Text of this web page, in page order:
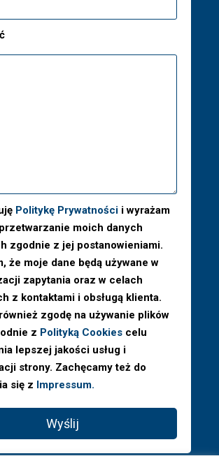
Politykę Prywatności i wyrażam
moich danych
zgodnie z jej postanowieniami.
że moje dane będą używane w
zapytania oraz w celach
z kontaktami i obsługą klienta.
zgodę na używanie plików
z Polityką Cookies celu
lepszej jakości usług i
strony. Zachęcamy też do
się z Impressum.
Wyślij